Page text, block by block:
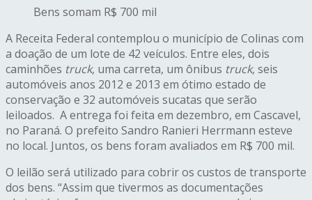
Bens somam R$ 700 mil
A Receita Federal contemplou o município de Colinas com
a doação de um lote de 42 veículos. Entre eles, dois
caminhões truck, uma carreta, um ônibus truck, seis
automóveis anos 2012 e 2013 em ótimo estado de
conservação e 32 automóveis sucatas que serão
leiloados. A entrega foi feita em dezembro, em Cascavel,
no Paraná. O prefeito Sandro Ranieri Herrmann esteve
no local. Juntos, os bens foram avaliados em R$ 700 mil.
O leilão será utilizado para cobrir os custos de transporte
dos bens. “Assim que tivermos as documentações